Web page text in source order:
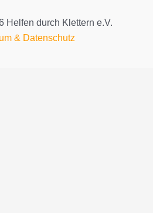
Helfen durch Klettern e.V.
& Datenschutz